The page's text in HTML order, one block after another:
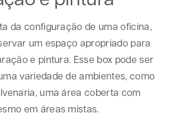
da configuração de uma oficina,
um espaço apropriado para
e pintura. Esse box pode ser
variedade de ambientes, como
uma área coberta com
em áreas mistas.